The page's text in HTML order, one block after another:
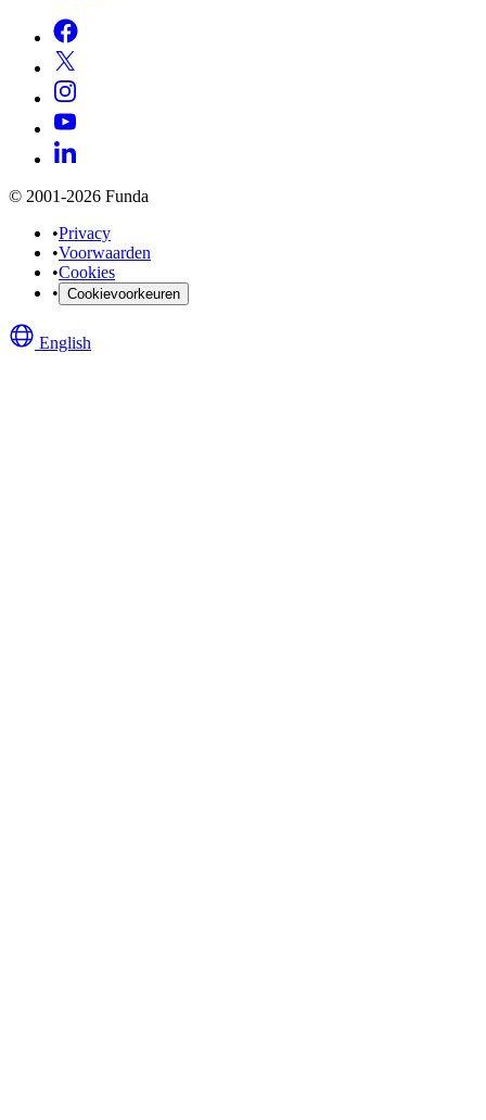
© 2001-2026 Funda
•Privacy
•Voorwaarden
•Cookies
• Cookievoorkeuren
English